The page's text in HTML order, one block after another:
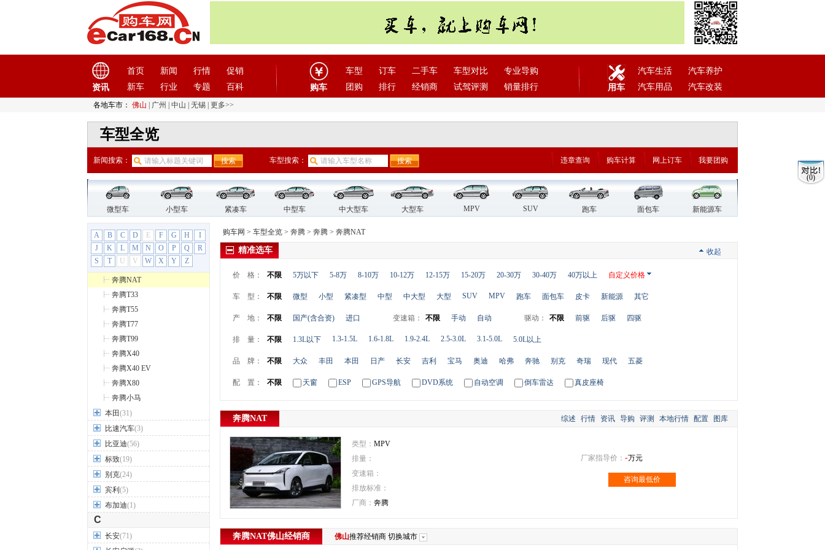
资讯
首页 新闻 行情
促销
新车
行业 专题 百科 购车
车型 订车 二手车 车型对比
专业导购
团购
排行 经销商 试驾评测 销量排行 用车
汽车生活
汽车养护
汽车用品
汽车改装
各地车市： 佛山 广州 中山 无锡 更多>>
车型全览
新闻搜索： 车型搜索： 违章查询 购车计算 网上订车 我要团购
微型车 小型车 紧凑车 中型车 中大型车 大型车 MPV SUV 跑车 面包车 新能源车
A B C D E F G H
I
J
K L M N O P Q
R
S
T U V W X Y Z
北京(9)
北京汽车(17)
北汽昌河
(12)
北汽道达(1)
北汽幻速(10)
北汽瑞翔(1)
北汽威旺(9)
北汽制造(7)
奔驰(63)
奔腾(15)
奔腾B30
奔腾B30EV
奔腾B70
奔腾B90
奔腾E01
奔腾NAT
奔腾T33
奔腾T55
奔腾T77
奔腾T99
奔腾X40
奔腾X40 EV
奔腾X80
奔腾小马
本田(31)
比速汽车(3)
比亚迪(56)
标致(19)
别克(24)
宾利 (5)
布加迪(1)
C
长安(71)
购车网 > 车型全览 > 奔腾 > 奔腾 > 奔腾NAT
精准选车 收起
价 格： 不限 5万以下 5-8万 8-10万 10-12万 12-15万 15-20万 20-30万 30-40万 40万以上 自定义价格
车 型： 不限 微型 小型 紧凑型 中型 中大型 大型 SUV MPV 跑车 面包车 皮卡 新能源 其它
产 地： 不限 国产(含合资) 进口 变速箱： 不限 手动 自动 驱动： 不限 前驱 后驱 四驱
排 量： 不限 1.3L以下 1.3-1.5L 1.6-1.8L 1.9-2.4L 2.5-3.0L 3.1-5.0L 5.0L以上
品 牌： 不限 大众 丰田 本田 日产 长安 吉利 宝马 奥迪 哈弗 奔驰 别克 奇瑞 现代 五菱
配 置： 不限 天窗 ESP GPS导航 DVD系统 自动空调 倒车雷达 真皮座椅
奔腾NAT 综述 行情 资讯 导购 评测 本地行情 配置 图库
类型： MPV
排量：
变速箱：
排放标准：
厂商： 奔腾
厂家指导价： -万元
咨询最低价
奔腾NAT佛山经销商 佛山推荐经销商 切换城市
(0)